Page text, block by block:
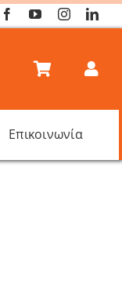
Επικοινωνία